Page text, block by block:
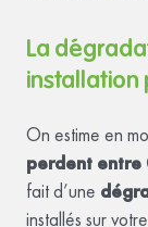
La
On estime en
perdent entre
fait d’une
installés sur